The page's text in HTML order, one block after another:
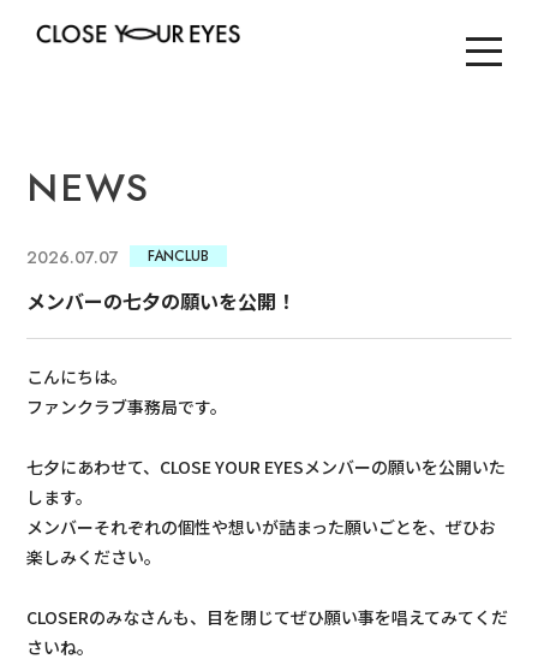
NEWS
2026.07.07 FANCLUB
メンバーの七夕の願いを公開！
こんにちは。
ファンクラブ事務局です。
七夕にあわせて、CLOSE YOUR EYESメンバーの願いを公開いた
します。
メンバーそれぞれの個性や想いが詰まった願いごとを、ぜひお
楽しみください。
CLOSERのみなさんも、目を閉じてぜひ願い事を唱えてみてくだ
さいね。